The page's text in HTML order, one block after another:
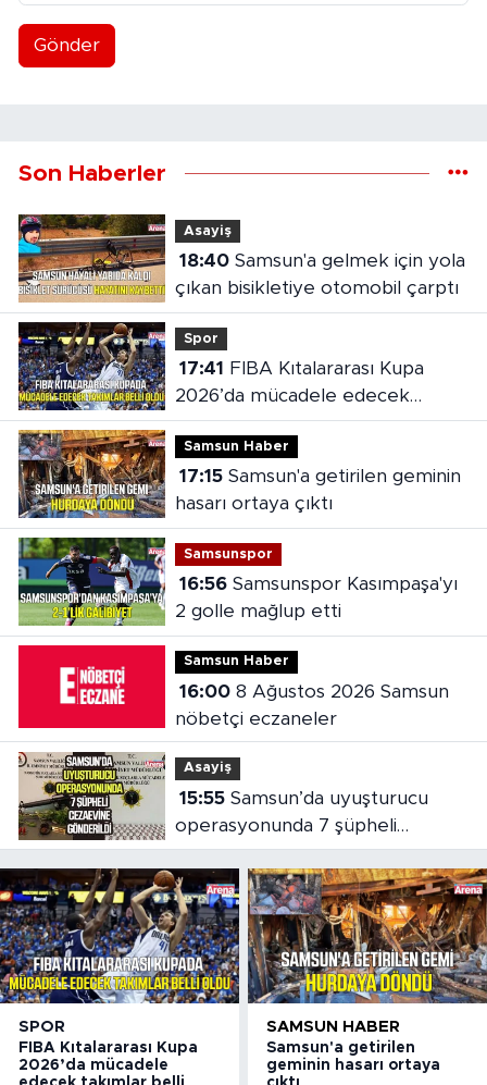
Gönder
Son Haberler
Asayiş
18:40Samsun'a gelmek için yola
çıkan bisikletiye otomobil çarptı
Spor
17:41
2026’da mücadele edecek
takımlar belli oldu
Samsun Haber
17:15Samsun'a getirilen geminin
hasarı ortaya çıktı
Samsunspor
16:56Samsunspor Kasımpaşa'yı
2 golle mağlup etti
Samsun Haber
16:008 Ağustos 2026 Samsun
nöbetçi eczaneler
Asayiş
15:55Samsun’da uyuşturucu
operasyonunda 7 şüpheli
cezaevine gönderildi
SPOR
FIBA Kıtalararası Kupa
2026’da mücadele
SAMSUN HABER
Samsun'a getirilen
geminin hasarı ortaya